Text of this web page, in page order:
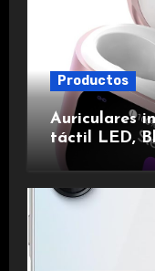
Productos
Auriculares
táctil LED,
de ruido,
duración.